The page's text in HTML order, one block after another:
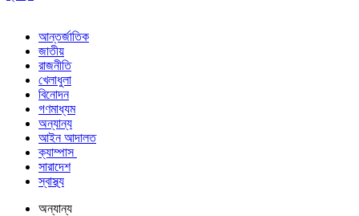
আন্তর্জাতিক
জাতীয়
রাজনীতি
খেলাধুলা
বিনোদন
গণমাধ্যম
অন্যান্য
আইন আদালত
ক্যাম্পাস
সারাদেশ
স্বাস্থ্য
অন্যান্য